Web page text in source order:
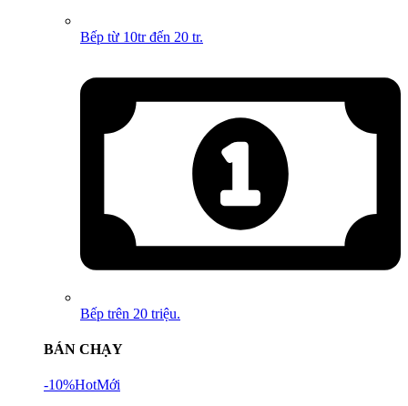
Bếp từ 10tr đến 20 tr.
Bếp trên 20 triệu.
BÁN CHẠY
-10%HotMới